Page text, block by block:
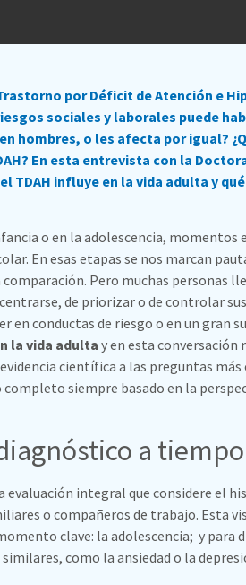
por Déficit de Atención e
sociales y laborales puede
hombres, o les afecta por igual?
En esta entrevista con la
TDAH influye en la vida adulta y
o en la adolescencia, momentos
En esas etapas se nos marcan
Pero muchas personas
de priorizar o de controlar
en conductas de riesgo o en un gran
la vida adulta y en esta conversación
científica a las preguntas
siempre basado en la
a tiempo
integral que considere el
o compañeros de trabajo. Esta
clave: la adolescencia; y para
como la ansiedad o la